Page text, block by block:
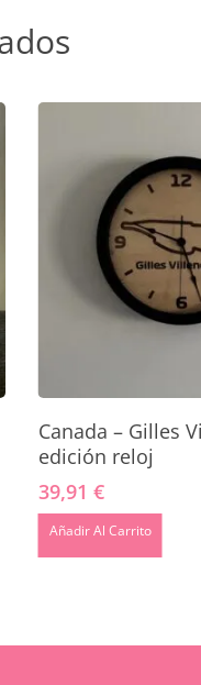
Añadir Al
Canada – Gilles
edición reloj
39,91 €
Añadir Al Carrito